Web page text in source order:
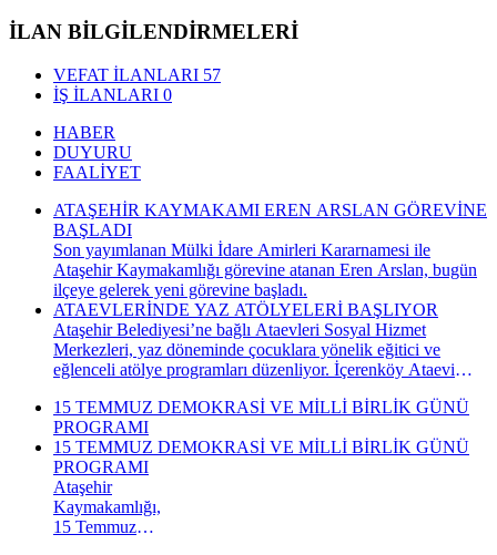
İLAN BİLGİLENDİRMELERİ
VEFAT İLANLARI 57
İŞ İLANLARI 0
HABER
DUYURU
FAALİYET
ATAŞEHİR KAYMAKAMI EREN ARSLAN GÖREVİNE
BAŞLADI
Son yayımlanan Mülki İdare Amirleri Kararnamesi ile
Ataşehir Kaymakamlığı görevine atanan Eren Arslan, bugün
ilçeye gelerek yeni görevine başladı.
ATAEVLERİNDE YAZ ATÖLYELERİ BAŞLIYOR
Ataşehir Belediyesi’ne bağlı Ataevleri Sosyal Hizmet
Merkezleri, yaz döneminde çocuklara yönelik eğitici ve
eğlenceli atölye programları düzenliyor. İçerenköy Ataevi
kapsamında çocuklar hem yeni beceriler kazanacak hem de
keyifli bir yaz dönemi geçirecek.
15 TEMMUZ DEMOKRASİ VE MİLLİ BİRLİK GÜNÜ
PROGRAMI
15 TEMMUZ DEMOKRASİ VE MİLLİ BİRLİK GÜNÜ
PROGRAMI
Ataşehir
Kaymakamlığı,
15 Temmuz